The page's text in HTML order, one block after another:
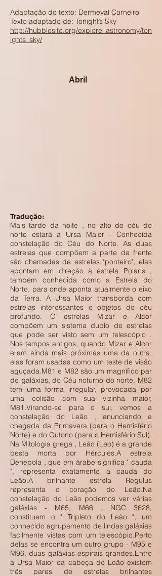
Adaptação do texto: Dermeval Carneiro
Texto adaptado de: Tonight’s Sky
http://hubblesite.org/explore_astronomy/ton
ights_sky/
Abril
Tradução:
Mais tarde da noite , no alto do céu do
norte estará a Ursa Maior - Conhecida
constelação do Céu do Norte. As duas
estrelas que compõem a parte da frente
são chamadas de estrelas "ponteiro", elas
apontam em direção à estrela Polaris ,
também conhecida como a Estrela do
Norte, para onde aponta atualmente o eixo
da Terra. A Ursa Maior transborda com
estrelas interessantes e objetos do céu
profundo. O estrelas Mizar e Alcor
compõem um sistema duplo de estrelas
que pode ser visto sem um telescópio .
Nos tempos antigos, quando Mizar e Alcor
eram ainda mais próximas uma da outra,
elas foram usadas como um teste de visão
aguçada.M81 e M82 são um magnífico par
de galáxias, do Céu noturno do norte. M82
tem uma forma irregular, provocada por
uma colisão com sua vizinha maior,
M81.Virando-se para o sul, vemos a
constelação do Leão , anunciando a
chegada da Primavera (para o Hemisfério
Norte) e do Outono (para o Hemisfério Sul).
Na Mitologia grega , Leão (Leo) é a grande
besta morta por Hércules.A estrela
Denebola , que em árabe significa " cauda
", representa exatamente a cauda do
Leão.A brilhante estrela Regulus
representa o coração do Leão.Na
constelação do Leão podemos ver várias
galáxias - M65, M66 , NGC 3628,
constituem o " Tripleto do Leão ", um
conhecido agrupamento de lindas galáxias
facilmente vistas com um telescópio.Perto
delas se encontra um outro grupo - M95 e
M96, duas galáxias espirais grandes.Entre
a Ursa Maior ea cabeça de Leão existem
três pares de estrelas brilhantes